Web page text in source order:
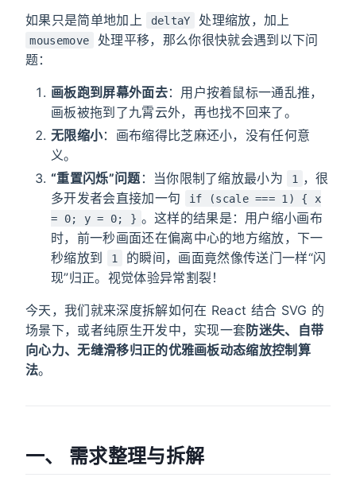
如果只是简单地加上 deltaY 处理缩放，加上
mousemove
处理平移，那么你很快就会遇到以下问
题：
画板跑到屏幕外面去：用户按着鼠标一通乱推，
画板被拖到了九霄云外，再也找不回来了。
无限缩小：画布缩得比芝麻还小，没有任何意
义。
“重置闪烁”问题 ：当你限制了缩放最小为 1
，很
多开发者会直接加一句
if (scale === 1) { x
= 0; y = 0; } 。这样的结果是：用户缩小画布
时，前一秒画面还在偏离中心的地方缩放，下一
秒缩放到
1
的瞬间，画面竟然像传送门一样“闪
现”归正。视觉体验异常割裂！
今天，我们就来深度拆解如何在 React 结合 SVG 的
场景下，或者纯原生开发中，实现一套防迷失、自带
向心力、无缝滑移归正的优雅画板动态缩放控制算
法。
一、 需求整理与拆解